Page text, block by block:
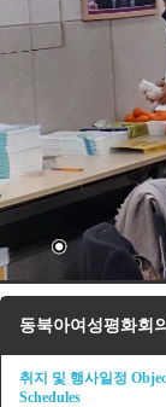
동북아여성평화회의
취지 및 행사일정
Schedules